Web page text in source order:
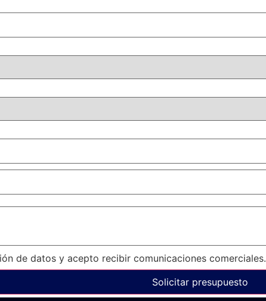
de datos y acepto recibir comunicaciones comerciales.
Solicitar presupuesto